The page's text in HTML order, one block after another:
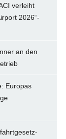
verleiht
2026“-
an den
Europas